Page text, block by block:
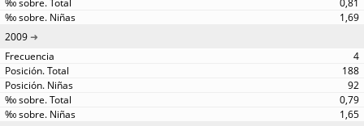
0,81
1,69
2009
4
188
92
0,79
1,65